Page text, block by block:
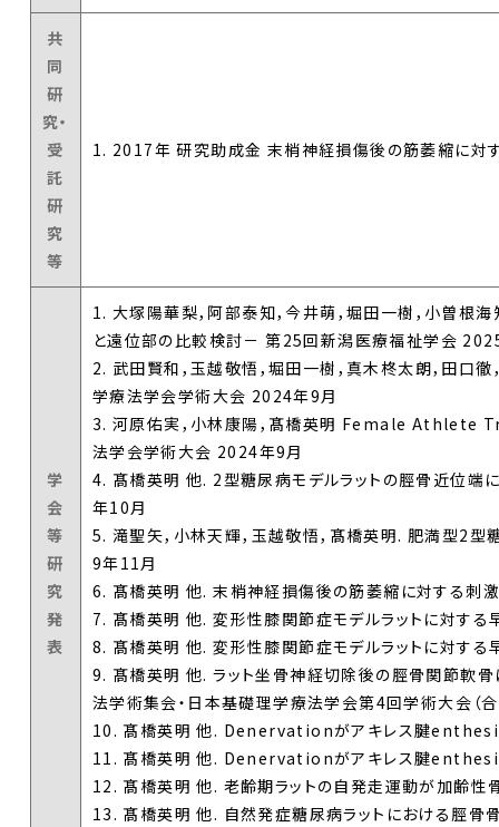
共
同
研
究・
受
託
研
究
等
1. 2017年 研究助成金 末梢神経損傷後の筋萎縮に
学
会
等
研
究
発
表
1. 大塚陽華梨，阿部泰知，今井萌，堀田一樹，小曽
と遠位部の比較検討－ 第25回新潟医療福祉学会
2. 武田賢和，玉越敬悟，堀田一樹，真木柊太朗，田
学療法学会学術大会 2024年9月
3. 河原佑実，小林康陽，髙橋英明 Female Athlete
法学会学術大会 2024年9月
4. 髙橋英明 他. 2型糖尿病モデルラットの脛骨近位
年10月
5. 滝聖矢，小林天輝，玉越敬悟，髙橋英明. 肥満型2
9年11月
6. 髙橋英明 他. 末梢神経損傷後の筋萎縮に対する刺
7. 髙橋英明 他. 変形性膝関節症モデルラットに対す
8. 髙橋英明 他. 変形性膝関節症モデルラットに対す
9. 髙橋英明 他. ラット坐骨神経切除後の脛骨関節
法学術集会・日本基礎理学療法学会第4回学術大会（
10. 髙橋英明 他. Denervationがアキレス腱
11. 髙橋英明 他. Denervationがアキレス腱
12. 髙橋英明 他. 老齢期ラットの自発走運動が加齢
13. 髙橋英明 他. 自然発症糖尿病ラットにおける脛